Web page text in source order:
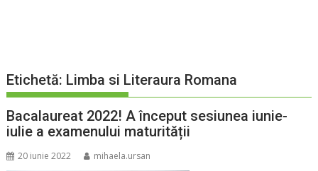
Etichetă: Limba si Literaura Romana
Bacalaureat 2022! A început sesiunea iunie-
iulie a examenului maturității
20 iunie 2022 mihaela.ursan